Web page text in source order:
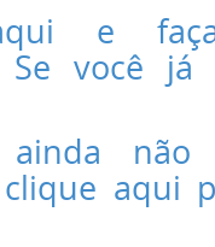
e
Se você já
ainda
aqui